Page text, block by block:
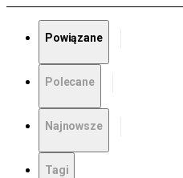
Powiązane
Polecane
Najnowsze
Tagi